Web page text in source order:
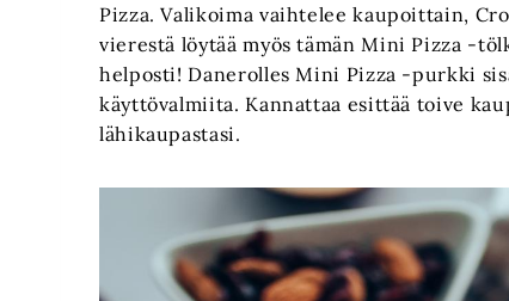
Pizza. Valikoima vaihtelee kaupoittain,
vierestä löytää myös tämän Mini Pizza -
helposti! Danerolles Mini Pizza -purkki
käyttövalmiita. Kannattaa esittää toive
lähikaupastasi.